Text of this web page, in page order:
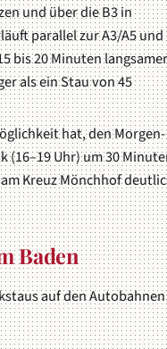
und über die B3 in
parallel zur A3/A5
bis 20 Minuten langsamer
als ein Stau von 45
hat, den Morgen-
(16–19 Uhr) um 30
Kreuz Mönchhof
Baden
auf den Autobahnen